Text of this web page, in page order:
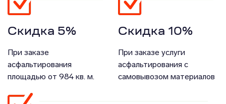
Скидка 5%
При заказе
асфальтирования
площадью от 984 кв. м.
Скидка 10%
При заказе услуги
асфальтирования с
самовывозом материалов